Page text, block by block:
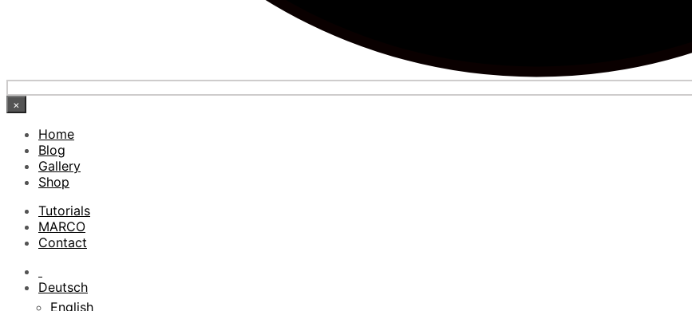
×
Home
Blog
Gallery
Shop
Tutorials
MARCO
Contact
Deutsch
English